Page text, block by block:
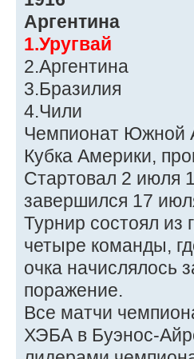
Аргентина
1.Уругвай
2.Аргентина
3.Бразилия
4.Чили
Чемпионат Южной
Кубка Америки,
Стартовал 2 июля
завершился 17
Турнир состоял из
четыре команды,
очка начислялось
поражение.
Все матчи
ХЭБА в Буэнос-